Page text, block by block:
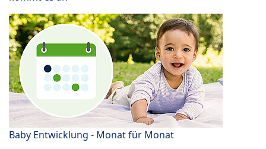
Baby Entwicklung - Monat für Monat